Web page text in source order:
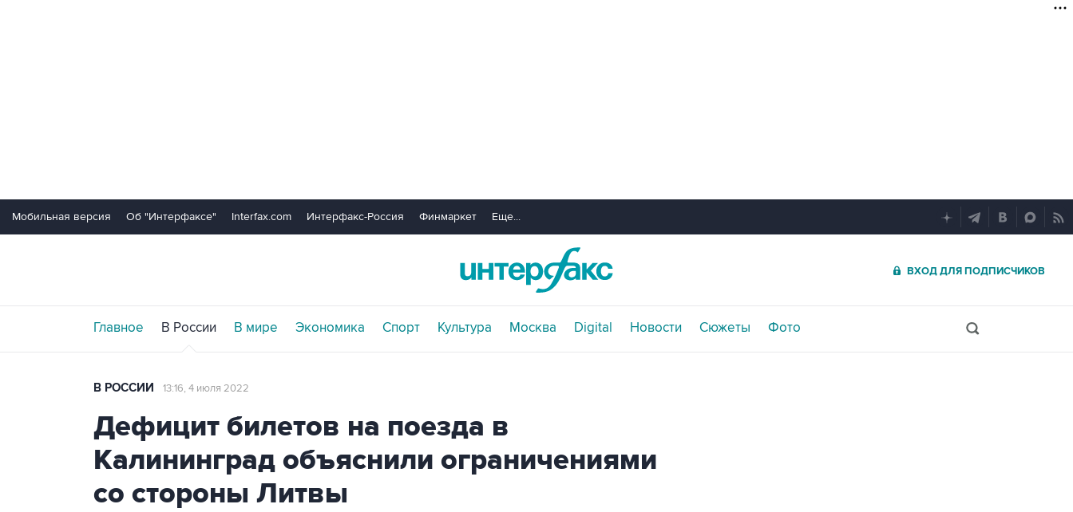
Мобильная версия Об "Интерфаксе" Interfax.com Интерфакс-Россия Финмаркет Еще...
ВХОД ДЛЯ ПОДПИСЧИКОВ
Главное В России В мире Экономика Спорт Культура Москва Digital Новости Сюжеты Фото
В РОССИИ 13:16, 4 июля 2022
Дефицит билетов на поезда в
Калининград объяснили ограничениями
со стороны Литвы